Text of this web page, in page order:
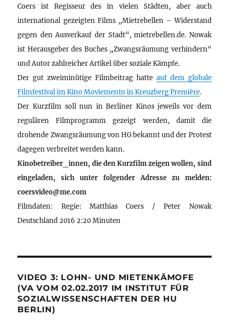
Coers ist Regisseur des in vielen Städten, aber auch
international gezeigten Films „Mietrebellen – Widerstand
gegen den Ausverkauf der Stadt“, mietrebellen.de. Nowak
ist Herausgeber des Buches „Zwangsräumung verhindern“
und Autor zahlreicher Artikel über soziale Kämpfe.
Der gut zweiminütige Filmbeitrag hatte auf dem globale
Filmfestival im Kino Moviemento in Kreuzberg Première.
Der Kurzfilm soll nun in Berliner Kinos jeweils vor dem
regulären Filmprogramm gezeigt werden, damit die
drohende Zwangsräumung von HG bekannt und der Protest
dagegen verbreitet werden kann.
Kinobetreiber_innen, die den Kurzfilm zeigen wollen, sind
eingeladen, sich unter folgender Adresse zu melden:
coersvideo@me.com
Filmdaten: Regie: Matthias Coers / Peter Nowak
Deutschland 2016 2:20 Minuten
VIDEO 3: LOHN- UND MIETENKÄMOFE
(VA VOM 02.02.2017 IM INSTITUT FÜR
SOZIALWISSENSCHAFTEN DER HU
BERLIN)